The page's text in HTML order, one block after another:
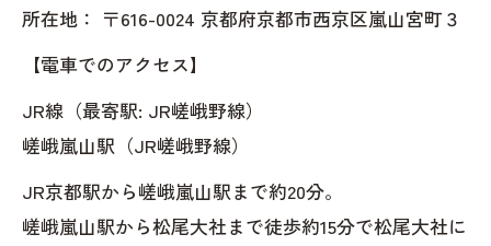
所在地： 〒616-0024 京都府京都市西京区嵐山宮町３
【電車でのアクセス】
JR線（最寄駅: JR嵯峨野線）
嵯峨嵐山駅（JR嵯峨野線）
JR京都駅から嵯峨嵐山駅まで約20分。
嵯峨嵐山駅から松尾大社まで徒歩約15分で松尾大社に